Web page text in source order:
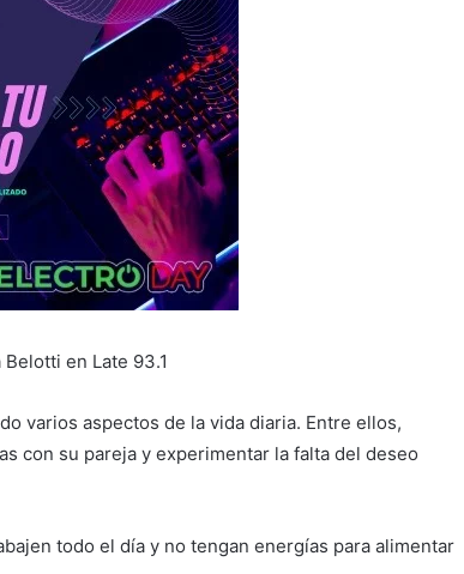
en Late 93.1
varios aspectos de la vida diaria. Entre ellos,
con su pareja y experimentar la falta del deseo
todo el día y no tengan energías para alimentar